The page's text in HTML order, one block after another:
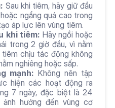
Sau khi tiêm, hãy giữ đầu
ngẩng quá cao trong
áp lực lên vùng tiêm.
khi tiêm: Hãy ngồi hoặc
trong 2 giờ đầu, vì nằm
chịu tác động không
nghiêng hoặc sấp.
mạnh: Không nên tập
hiện các hoạt động ra
7 ngày, đặc biệt là 24
hưởng đến vùng cơ